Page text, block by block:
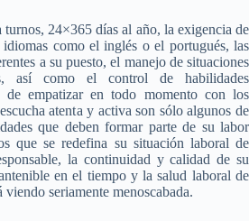
24×365 días al año, la exigencia de
como el inglés o el portugués, las
a su puesto, el manejo de situaciones
así como el control de habilidades
de empatizar en todo momento con los
atenta y activa son sólo algunos de
que deben formar parte de su labor
que se redefina su situación laboral de
la continuidad y calidad de su
en el tiempo y la salud laboral de
viendo seriamente menoscabada.